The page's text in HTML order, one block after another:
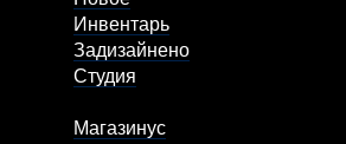
Инвентарь
Задизайнено
Студия
Магазинус